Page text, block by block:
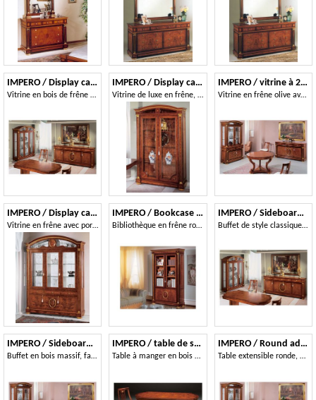
IMPERO / Display cabinet with 3 doors
Vitrine en bois de frêne artisanal
IMPERO / Display cabinet with 2 doors
Vitrine de luxe en frêne, style classique
IMPERO / vitrine à 2 portes B
Vitrine en frêne olive avec 2 portes en verre
IMPERO / Display cabinet with 3 doors B
Vitrine en frêne avec portes en verre, style classique
IMPERO / Bookcase with 2 doors
Bibliothèque en frêne ronce, style classique de luxe
IMPERO / Sideboard with 4 doors
Buffet de style classique, en bois avec des finitions en or
IMPERO / Sideboard with 3 doors
Buffet en bois massif, fait main
IMPERO / table de salle à manger avec pied B
Table à manger en bois de frêne, de style classique
IMPERO / Round adjustable table
Table extensible ronde, en bois massif